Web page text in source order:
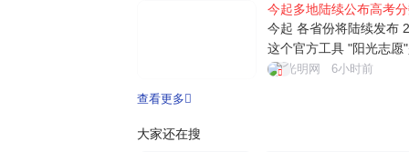
起可查高考成绩 各地查
考试院...
今起多地陆续公布高考
今起 各省份将陆续发布
这个官方工具 "阳光志愿
填报信息服务系统，依
光明网 6小时前
查看更多
大家还在搜